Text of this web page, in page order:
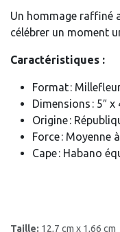
Un hommage raffiné
célébrer un moment
Caractéristiques :
Format :
Dimensions : 5″ x
Origine :
Force : Moyenne
Cape : Habano
Taille: 12,7 cm x 1,66 cm